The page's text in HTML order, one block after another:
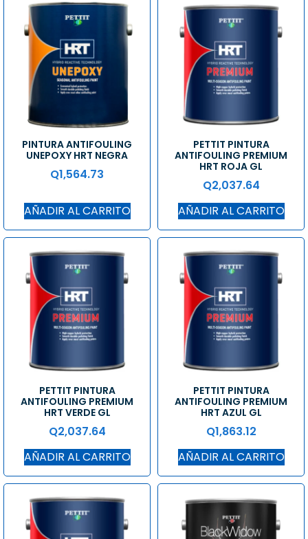
PINTURA ANTIFOULING
UNEPOXY HRT NEGRA
Q1,564.73
AÑADIR AL CARRITO
PETTIT PINTURA
ANTIFOULING PREMIUM
HRT ROJA GL
Q2,037.64
AÑADIR AL CARRITO
PETTIT PINTURA
ANTIFOULING PREMIUM
HRT VERDE GL
Q2,037.64
AÑADIR AL CARRITO
PETTIT PINTURA
ANTIFOULING PREMIUM
HRT AZUL GL
Q1,863.12
AÑADIR AL CARRITO